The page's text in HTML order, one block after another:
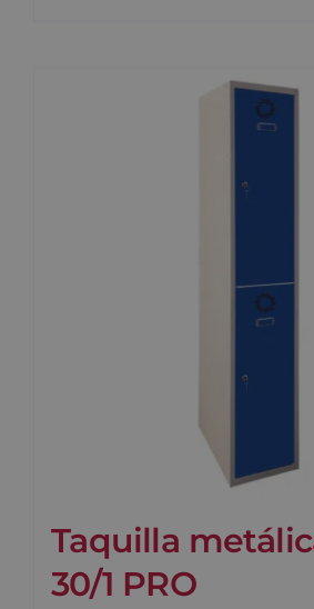
Taquilla
30/1 PRO